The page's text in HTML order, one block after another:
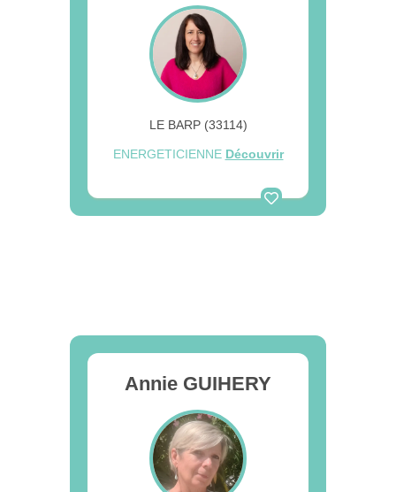
LE BARP (33114)
ENERGETICIENNE Découvrir
Annie GUIHERY